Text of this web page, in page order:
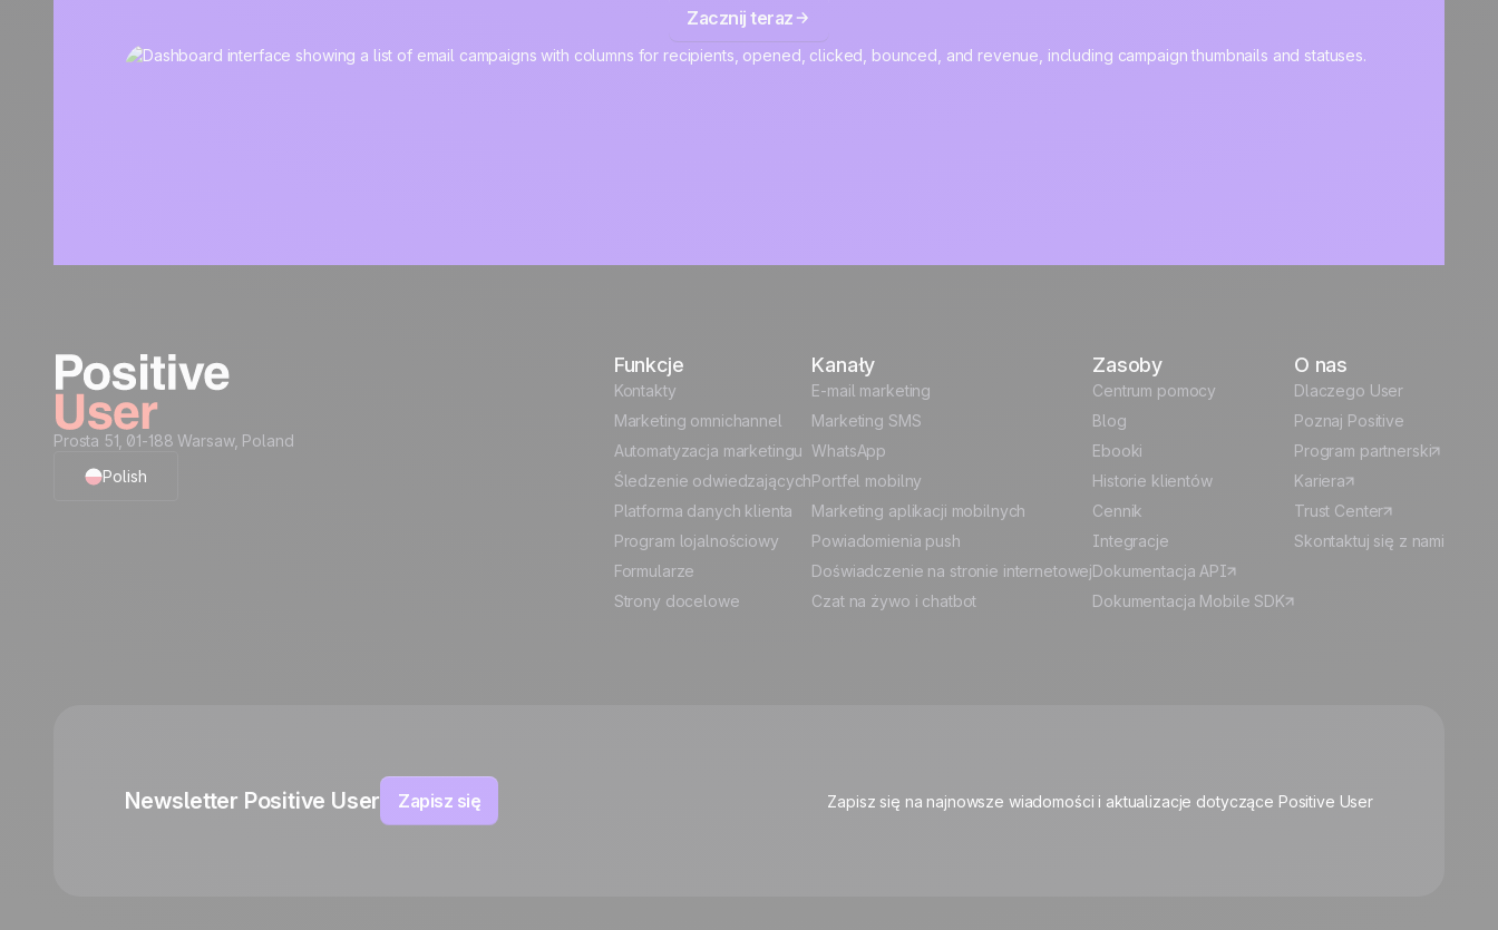
Zacznij teraz
Prosta 51, 01-188 Warsaw, Poland
Polish
Funkcje
Kontakty
Marketing omnichannel
Automatyzacja marketingu
Śledzenie odwiedzających
Platforma danych klienta
Program lojalnościowy
Formularze
Strony docelowe
Kanały
E-mail marketing
Marketing SMS
WhatsApp
Portfel mobilny
Marketing aplikacji mobilnych
Powiadomienia push
Doświadczenie na stronie internetowej
Czat na żywo i chatbot
Zasoby
Centrum pomocy
Blog
Ebooki
Historie klientów
Cennik
Integracje
Dokumentacja API
Dokumentacja Mobile SDK
O nas
Dlaczego User
Poznaj Positive
Program partnerski
Kariera
Trust Center
Skontaktuj się z nami
Newsletter Positive User Zapisz się Zapisz się na najnowsze wiadomości i aktualizacje dotyczące Positive User